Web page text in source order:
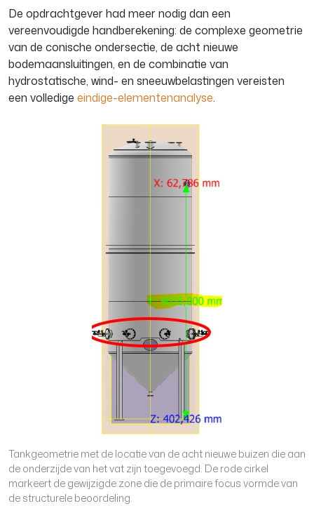
De opdrachtgever had meer nodig dan een
vereenvoudigde handberekening: de complexe geometrie
van de conische ondersectie, de acht nieuwe
bodemaansluitingen, en de combinatie van
hydrostatische, wind- en sneeuwbelastingen vereisten
een volledige eindige-elementenanalyse.
Tankgeometrie met de locatie van de acht nieuwe buizen die aan
de onderzijde van het vat zijn toegevoegd. De rode cirkel
markeert de gewijzigde zone die de primaire focus vormde van
de structurele beoordeling.